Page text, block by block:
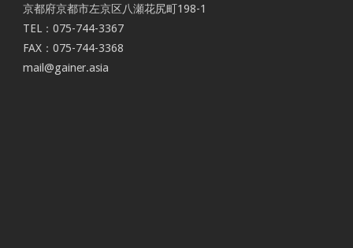
京都府京都市左京区八瀬花尻町198-1
TEL：075-744-3367
FAX：075-744-3368
mail@gainer.asia